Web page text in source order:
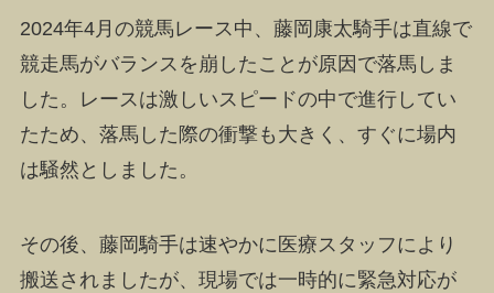
2024年4月の競馬レース中、藤岡康太騎手は直線で
競走馬がバランスを崩したことが原因で落馬しま
した。レースは激しいスピードの中で進行してい
たため、落馬した際の衝撃も大きく、すぐに場内
は騒然としました。
その後、藤岡騎手は速やかに医療スタッフにより
搬送されましたが、現場では一時的に緊急対応が